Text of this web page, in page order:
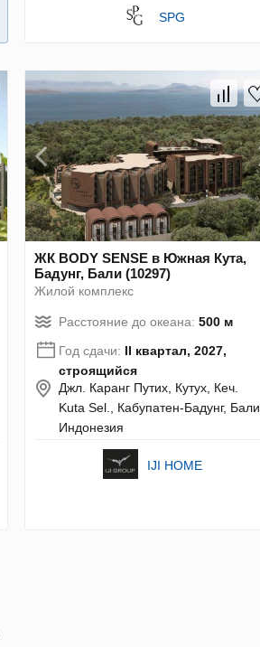
SPG
ЖК BODY SENSE в Южная Кута,
Бадунг, Бали (10297)
Жилой комплекс
Расстояние до океана: 500 м
Год сдачи: II квартал, 2027,
строящийся
Джл. Каранг Путих, Кутух, Кеч.
Kuta Sel., Кабупатен-Бадунг, Бали,
Индонезия
IJI HOME